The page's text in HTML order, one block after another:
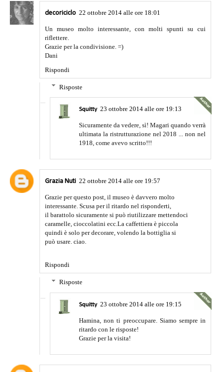
decoriciclo 22 ottobre 2014 alle ore 18:01
Un museo molto interessante, con molti spunti su cui
riflettere.
Grazie per la condivisione. =)
Dani
Rispondi
Risposte
Squitty 23 ottobre 2014 alle ore 19:13
Sicuramente da vedere, sì! Magari quando verrà
ultimata la ristrutturazione nel 2018 ... non nel
1918, come avevo scritto!!!
Grazia Nuti 22 ottobre 2014 alle ore 19:57
Grazie per questo post, il museo è davvero molto
interessante. Scusa per il ritardo nel risponderti,
il barattolo sicuramente si può riutilizzare mettendoci
caramelle, cioccolatini ecc.La caffettiera è piccola
quindi è solo per decorare, volendo la bottiglia si
può usare. ciao.
Rispondi
Risposte
Squitty 23 ottobre 2014 alle ore 19:15
Hamina, non ti preoccupare. Siamo sempre in
ritardo con le risposte!
Grazie per la visita!